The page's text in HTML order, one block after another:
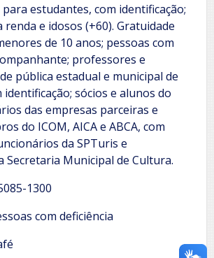
estudantes, com identificação;
renda e idosos (+60). Gratuidade
de 10 anos; pessoas com
professores e
pública estadual e municipal de
identificação; sócios e alunos do
das empresas parceiras e
do ICOM, AICA e ABCA, com
da SPTuris e
Secretaria Municipal de Cultura.
1300
com deficiência